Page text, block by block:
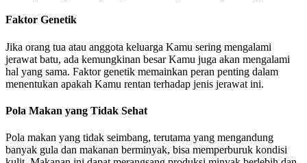
Faktor Genetik
Jika orang tua atau anggota keluarga Kamu sering mengalami
jerawat batu, ada kemungkinan besar Kamu juga akan mengalami
hal yang sama. Faktor genetik memainkan peran penting dalam
menentukan apakah Kamu rentan terhadap jenis jerawat ini.
Pola Makan yang Tidak Sehat
Pola makan yang tidak seimbang, terutama yang mengandung
banyak gula dan makanan berminyak, bisa memperburuk kondisi